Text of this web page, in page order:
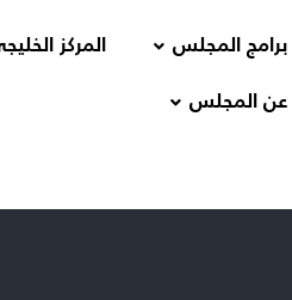
المركز برامج المجلس
عن المجلس